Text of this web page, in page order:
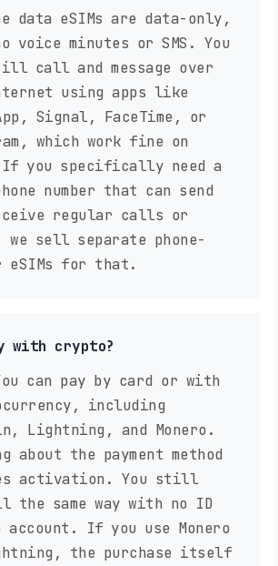
data eSIMs are data-only,
voice minutes or SMS. You
call and message over
using apps like
Signal, FaceTime, or
which work fine on
you specifically need a
number that can send
regular calls or
sell separate phone-
eSIMs for that.
with crypto?
can pay by card or with
including
Lightning, and Monero.
about the payment method
activation. You still
the same way with no ID
account. If you use Monero
the purchase itself